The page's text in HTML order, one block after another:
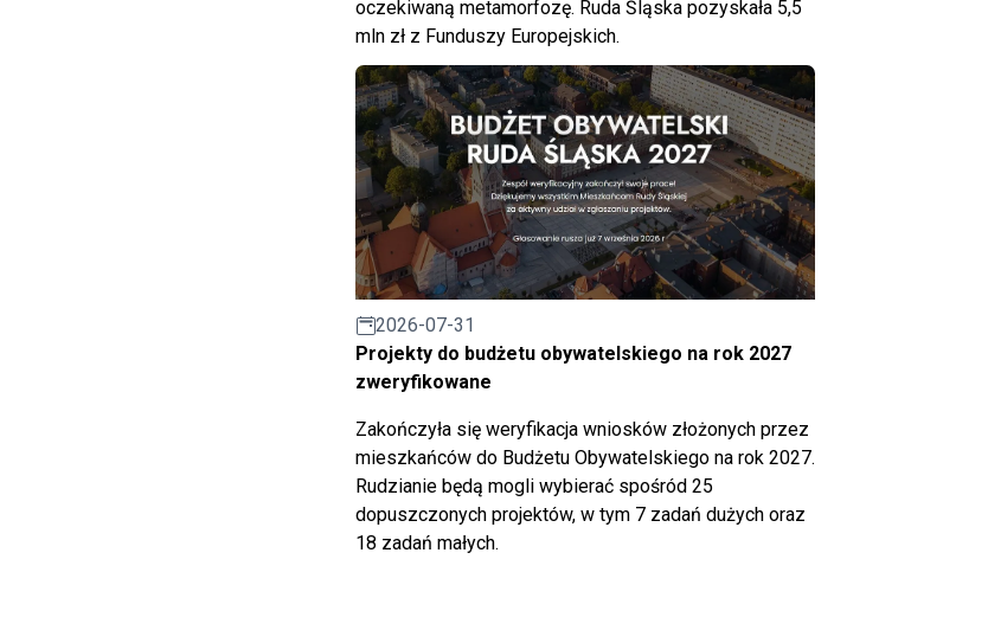
oczekiwaną metamorfozę. Ruda Śląska pozyskała 5,5
mln zł z Funduszy Europejskich.
2026-07-31
Projekty do budżetu obywatelskiego na rok 2027
zweryfikowane
Zakończyła się weryfikacja wniosków złożonych przez
mieszkańców do Budżetu Obywatelskiego na rok 2027.
Rudzianie będą mogli wybierać spośród 25
dopuszczonych projektów, w tym 7 zadań dużych oraz
18 zadań małych.